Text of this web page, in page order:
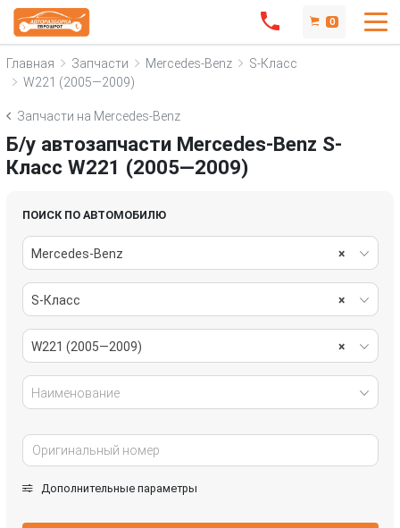
0
Главная Запчасти Mercedes-Benz
S-Класс
W221 (2005—2009)
Запчасти на Mercedes-Benz
Б/у автозапчасти Mercedes-Benz S-
Класс W221 (2005—2009)
ПОИСК ПО АВТОМОБИЛЮ
×
Mercedes-Benz
×
S-Класс
×
W221 (2005—2009)
Наименование
Дополнительные параметры